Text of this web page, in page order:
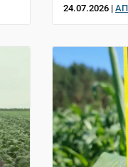
24.07.2026 |